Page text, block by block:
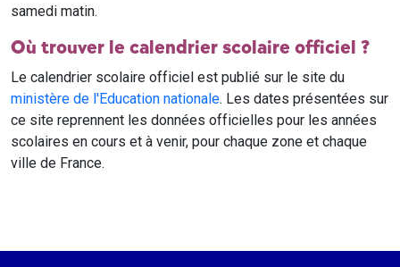
samedi matin.
Où trouver le calendrier scolaire officiel ?
Le calendrier scolaire officiel est publié sur le site du
ministère de l'Education nationale. Les dates présentées sur
ce site reprennent les données officielles pour les années
scolaires en cours et à venir, pour chaque zone et chaque
ville de France.